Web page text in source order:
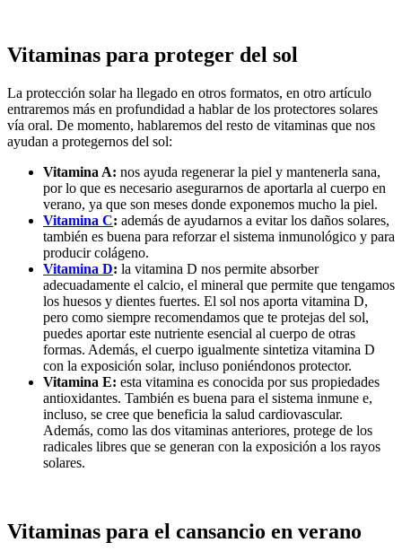
Vitaminas para proteger del sol
La protección solar ha llegado en otros formatos, en otro artículo
entraremos más en profundidad a hablar de los protectores solares
vía oral. De momento, hablaremos del resto de vitaminas que nos
ayudan a protegernos del sol:
Vitamina A: nos ayuda regenerar la piel y mantenerla sana,
por lo que es necesario asegurarnos de aportarla al cuerpo en
verano, ya que son meses donde exponemos mucho la piel.
Vitamina C: además de ayudarnos a evitar los daños solares,
también es buena para reforzar el sistema inmunológico y para
producir colágeno.
Vitamina D: la vitamina D nos permite absorber
adecuadamente el calcio, el mineral que permite que tengamos
los huesos y dientes fuertes. El sol nos aporta vitamina D,
pero como siempre recomendamos que te protejas del sol,
puedes aportar este nutriente esencial al cuerpo de otras
formas. Además, el cuerpo igualmente sintetiza vitamina D
con la exposición solar, incluso poniéndonos protector.
Vitamina E: esta vitamina es conocida por sus propiedades
antioxidantes. También es buena para el sistema inmune e,
incluso, se cree que beneficia la salud cardiovascular.
Además, como las dos vitaminas anteriores, protege de los
radicales libres que se generan con la exposición a los rayos
solares.
Vitaminas para el cansancio en verano